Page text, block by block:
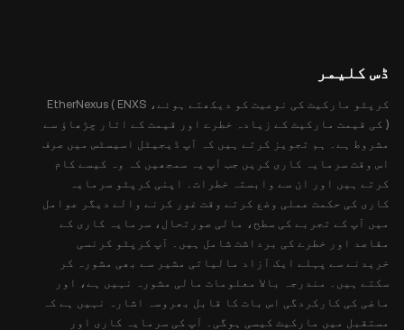
ڈس کلیمر
کرپٹو مارکیٹ کی نوعیت کو دیکھتے ہوئے، EtherNexus ( ENXS
) کی قیمت مارکیٹ کے زیادہ خطرے اور قیمت کے اتار چڑھاؤ سے
مشروط ہے۔ ہم تجویز کرتے ہیں کہ آپ ڈیجیٹل اسیسٹس میں صرف
اس وقت سرمایہ کاری کریں جب آپ یہ سمجھیں کہ وہ کیسے کام
کرتے ہیں اور ان سے وابستہ خطرات۔ اپنی کرپٹو سرمایہ
کاری کی حکمت عملی وضع کرتے وقت غور کرنے والے دیگر عوامل
میں آپ کے تجربے کی سطح، مالی صورتحال، سرمایہ کاری کے
مقاصد اور خطرے کی برداشت شامل ہیں۔ آپ کرپٹو کرنسی
خریدنے سے پہلے ایک آزاد مالیاتی مشیر سے بھی مشورہ کر
سکتے ہیں۔ مندرجہ بالا معلومات مالی مشورہ نہیں ہے، اور
ماضی کی کارکردگی اس بات کا قابل بھروسہ اشارہ نہیں ہے کہ
مستقبل میں مارکیٹ کیسی ہوگی۔ آپ کی سرمایہ کاری اور